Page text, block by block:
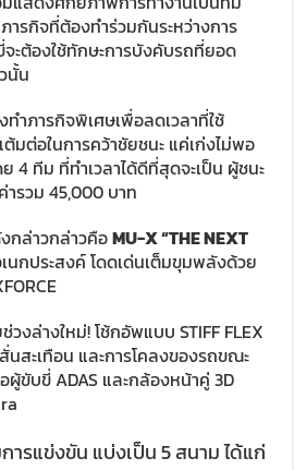
ารกิจที่ต้องทำร่วมกันระหว่างการ
ะต้องใช้ทักษะการบังคับรถที่ยอด
นั้น
ำภารกิจพิเศษเพื่อลดเวลาที่ใช้
มต่อในการคว้าชัยชนะ แค่เก่งไม่พอ
4 ทีม ที่ทำเวลาได้ดีที่สุดจะเป็น ผู้ชนะ
ารวม 45,000 บาท
กล่าวกล่าวคือMU-X “THE NEXT
กประสงค์ โดดเด่นเต็มขุมพลังด้วย
งล่างใหม่! โช้กอัพแบบ STIFF FLEX
สะเทือน และการโคลงของรถขณะ
ขับขี่ ADAS และกล้องหน้าคู่ 3D
ารแข่งขัน แบ่งเป็น 5 สนาม ได้แก่